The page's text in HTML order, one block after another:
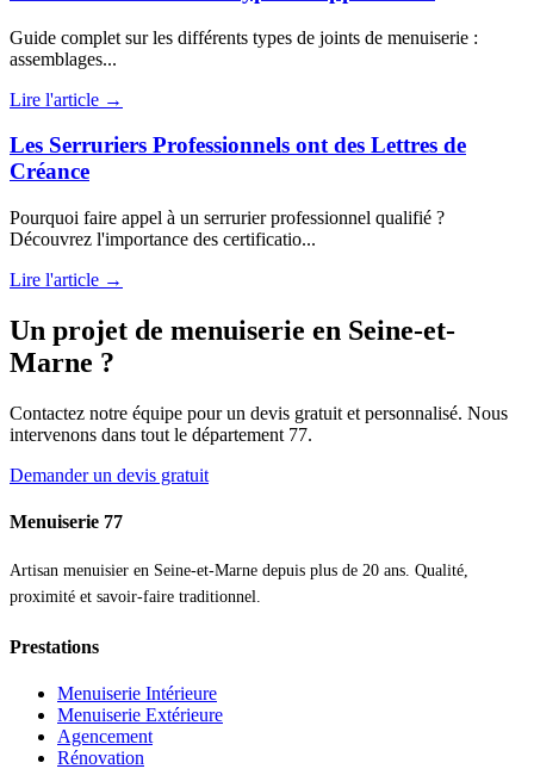
Guide complet sur les différents types de joints de menuiserie :
assemblages...
Lire l'article →
Les Serruriers Professionnels ont des Lettres de
Créance
Pourquoi faire appel à un serrurier professionnel qualifié ?
Découvrez l'importance des certificatio...
Lire l'article →
Un projet de menuiserie en Seine-et-
Marne ?
Contactez notre équipe pour un devis gratuit et personnalisé. Nous
intervenons dans tout le département 77.
Demander un devis gratuit
Menuiserie 77
Artisan menuisier en Seine-et-Marne depuis plus de 20 ans. Qualité,
proximité et savoir-faire traditionnel.
Prestations
Menuiserie Intérieure
Menuiserie Extérieure
Agencement
Rénovation